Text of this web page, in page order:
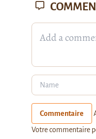
Commentaire
Votre commentaire